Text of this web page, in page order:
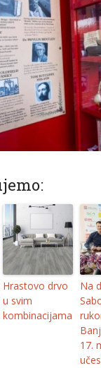
Hrastovo drvo
u svim
kombinacijama
Na
17.